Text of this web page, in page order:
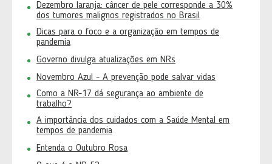
Dezembro laranja: câncer de pele corresponde a 30%
dos tumores malignos registrados no Brasil
Dicas para o foco e a organização em tempos de
pandemia
Governo divulga atualizações em NRs
Novembro Azul - A prevenção pode salvar vidas
Como a NR-17 dá segurança ao ambiente de
trabalho?
A importância dos cuidados com a Saúde Mental em
tempos de pandemia
Entenda o Outubro Rosa